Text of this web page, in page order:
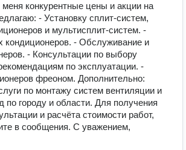
конкурентные цены и акции на
- Установку сплит-систем,
и мультисплит-систем. -
кондиционеров. - Обслуживание и
- Консультации по выбору
по эксплуатации. -
фреоном. Дополнительно:
по монтажу систем вентиляции и
по городу и области. Для получения
и расчёта стоимости работ,
в сообщения. С уважением,